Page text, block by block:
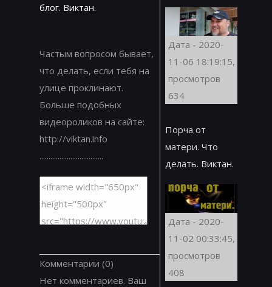
блог. Виктан.
Частым вопросом бывает,
что делать, если тебя на
улице проклинают.
Больше подобных
видеороликов на сайте:
http://viktan.info
...................................
Комментарии (0)
Нет комментариев. Ваш
Дата - 2020-
11-06 18:19:15,
просмотров
634
Порча от
матери. Что
делать. Виктан.
Дата - 2020-
11-02 00:33:45,
просмотров
408